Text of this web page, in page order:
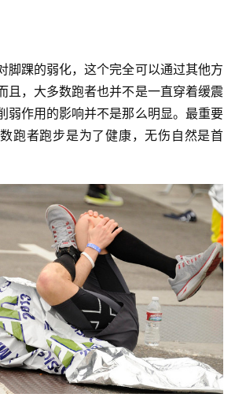
脚踝的弱化，这个完全可以通过其他方
且，大多数跑者也并不是一直穿着缓震
弱作用的影响并不是那么明显。最重要
跑者跑步是为了健康，无伤自然是首